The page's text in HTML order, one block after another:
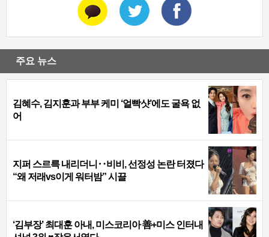
주요 뉴스
김혜수, 김지훈과 부부 케미 ‘얼빡샷’에도 굴욕 없
어
지퍼 스르륵 내리더니‥비비, 선정성 논란 터졌다
“왜 저래vs이게 워터밤” 시끌
‘김부장’ 최대훈 아내, 미스코리아 善+미스 인터내